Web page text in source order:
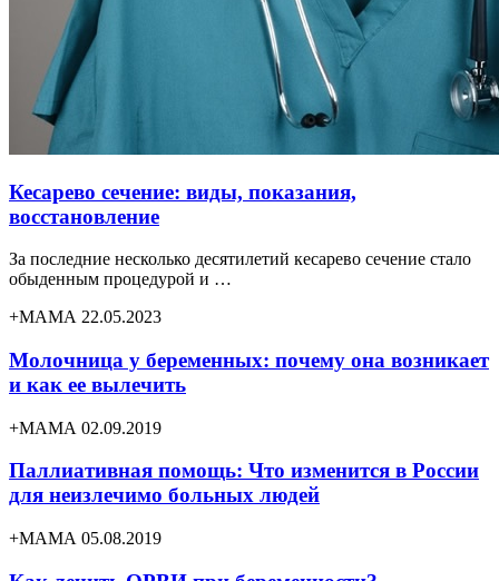
Кесарево сечение: виды, показания,
восстановление
За последние несколько десятилетий кесарево сечение стало
обыденным процедурой и …
+МАМА 22.05.2023
Молочница у беременных: почему она возникает
и как ее вылечить
+МАМА 02.09.2019
Паллиативная помощь: Что изменится в России
для неизлечимо больных людей
+МАМА 05.08.2019